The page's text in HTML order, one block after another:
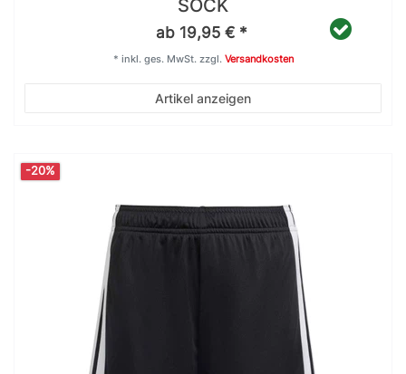
SOCK
ab 19,95 € *
Artikel anzeigen
* inkl. ges. MwSt.zzgl. Versandkosten
-20%